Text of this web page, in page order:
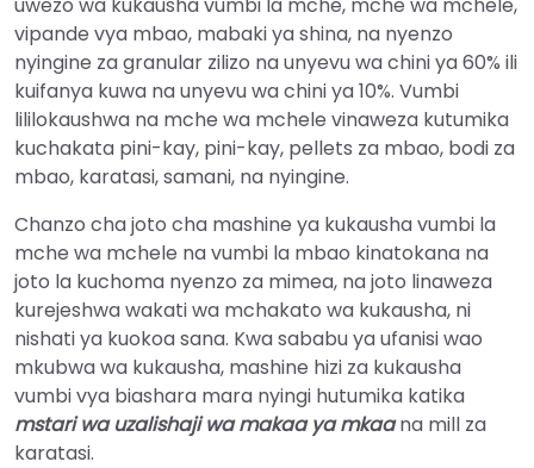
vipande vya mbao, mabaki ya shina, na nyenzo
nyingine za granular zilizo na unyevu wa chini ya 60% ili
kuifanya kuwa na unyevu wa chini ya 10%. Vumbi
lililokaushwa na mche wa mchele vinaweza kutumika
kuchakata pini-kay, pini-kay, pellets za mbao, bodi za
mbao, karatasi, samani, na nyingine.
Chanzo cha joto cha mashine ya kukausha vumbi la
mche wa mchele na vumbi la mbao kinatokana na
joto la kuchoma nyenzo za mimea, na joto linaweza
kurejeshwa wakati wa mchakato wa kukausha, ni
nishati ya kuokoa sana. Kwa sababu ya ufanisi wao
mkubwa wa kukausha, mashine hizi za kukausha
vumbi vya biashara mara nyingi hutumika katika
mstari wa uzalishaji wa makaa ya mkaana mill za
karatasi.